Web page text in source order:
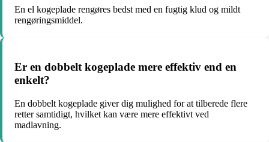
En el kogeplade rengøres bedst med en fugtig klud og mildt
rengøringsmiddel.
Er en dobbelt kogeplade mere effektiv end en
enkelt?
En dobbelt kogeplade giver dig mulighed for at tilberede flere
retter samtidigt, hvilket kan være mere effektivt ved
madlavning.